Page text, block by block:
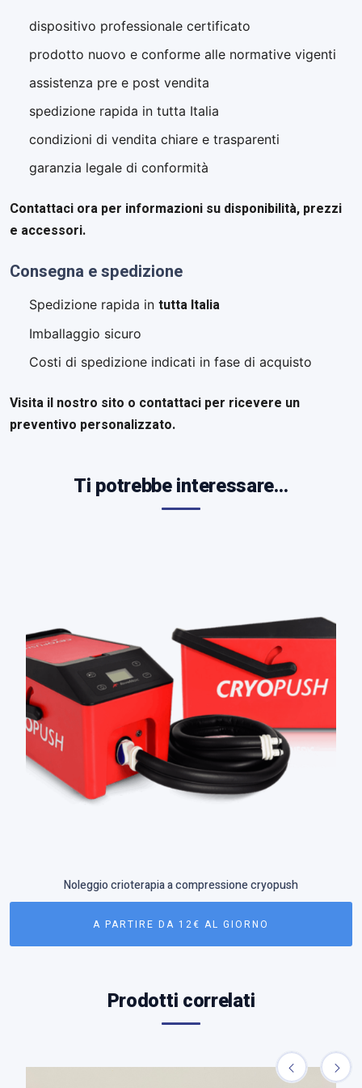
dispositivo professionale certificato
prodotto nuovo e conforme alle normative vigenti
assistenza pre e post vendita
spedizione rapida in tutta Italia
condizioni di vendita chiare e trasparenti
garanzia legale di conformità
Contattaci ora per informazioni su disponibilità, prezzi
e accessori.
Consegna e spedizione
Spedizione rapida in tutta Italia
Imballaggio sicuro
Costi di spedizione indicati in fase di acquisto
Visita il nostro sito o contattaci per ricevere un
preventivo personalizzato.
Ti potrebbe interessare…
Noleggio crioterapia a compressione cryopush
A PARTIRE DA 12€ AL GIORNO
Prodotti correlati